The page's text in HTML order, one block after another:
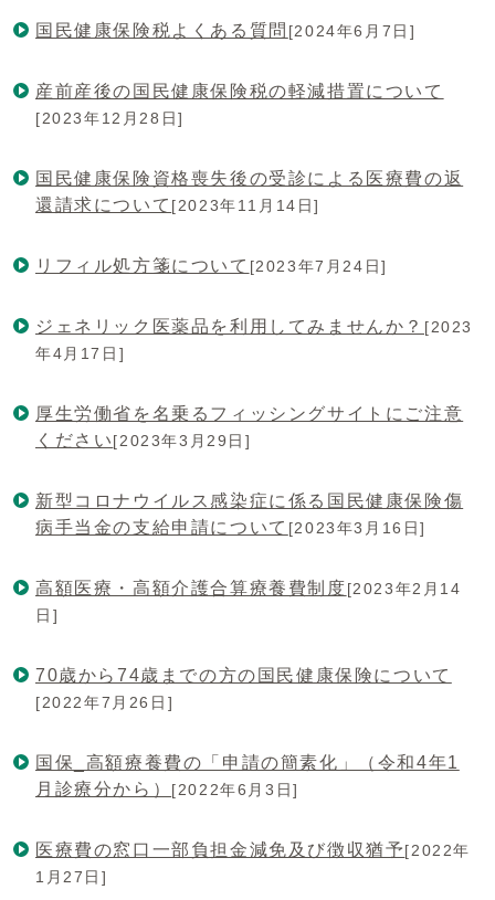
国民健康保険税よくある質問 [2024年6月7日]
産前産後の国民健康保険税の軽減措置について
[2023年12月28日]
国民健康保険資格喪失後の受診による医療費の返
還請求について [2023年11月14日]
リフィル処方箋について [2023年7月24日]
ジェネリック医薬品を利用してみませんか？ [2023
年4月17日]
厚生労働省を名乗るフィッシングサイトにご注意
ください[2023年3月29日]
新型コロナウイルス感染症に係る国民健康保険傷
病手当金の支給申請について [2023年3月16日]
高額医療・高額介護合算療養費制度[2023年2月14
日]
70歳から74歳までの方の国民健康保険について
[2022年7月26日]
国保_高額療養費の「申請の簡素化」（令和4年1
月診療分から） [2022年6月3日]
医療費の窓口一部負担金減免及び徴収猶予[2022年
1月27日]